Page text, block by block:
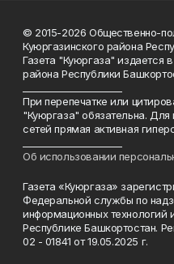
© 2015-2026 Общественно-
Куюргазинского района
Газета "Куюргаза" издается
района Республики
При перепечатке или
"Куюргаза" обязательна.
сетей прямая активная
Об использовании
Газета «Куюргаза»
Федеральной службы по
информационных
Республике Башкортостан.
02 - 01841 от 19.05.2025 г.